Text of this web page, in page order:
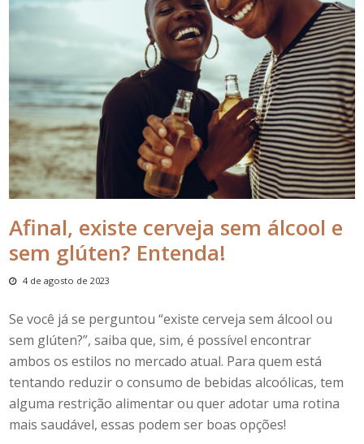
Afinal, existe cerveja sem álcool e
sem glúten? Entenda!
4 de agosto de 2023
Se você já se perguntou “existe cerveja sem álcool ou
sem glúten?”, saiba que, sim, é possível encontrar
ambos os estilos no mercado atual. Para quem está
tentando reduzir o consumo de bebidas alcoólicas, tem
alguma restrição alimentar ou quer adotar uma rotina
mais saudável, essas podem ser boas opções!